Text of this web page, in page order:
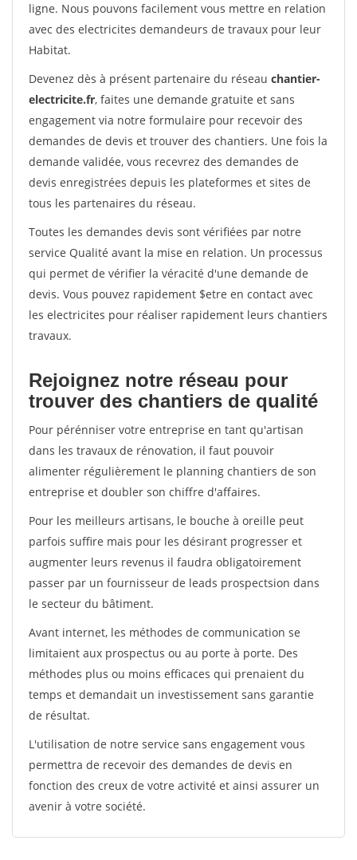
ligne. Nous pouvons facilement vous mettre en relation
avec des electricites demandeurs de travaux pour leur
Habitat.
Devenez dès à présent partenaire du réseau chantier-
electricite.fr, faites une demande gratuite et sans
engagement via notre formulaire pour recevoir des
demandes de devis et trouver des chantiers. Une fois la
demande validée, vous recevrez des demandes de
devis enregistrées depuis les plateformes et sites de
tous les partenaires du réseau.
Toutes les demandes devis sont vérifiées par notre
service Qualité avant la mise en relation. Un processus
qui permet de vérifier la véracité d'une demande de
devis. Vous pouvez rapidement $etre en contact avec
les electricites pour réaliser rapidement leurs chantiers
travaux.
Rejoignez notre réseau pour
trouver des chantiers de qualité
Pour pérénniser votre entreprise en tant qu'artisan
dans les travaux de rénovation, il faut pouvoir
alimenter régulièrement le planning chantiers de son
entreprise et doubler son chiffre d'affaires.
Pour les meilleurs artisans, le bouche à oreille peut
parfois suffire mais pour les désirant progresser et
augmenter leurs revenus il faudra obligatoirement
passer par un fournisseur de leads prospectsion dans
le secteur du bâtiment.
Avant internet, les méthodes de communication se
limitaient aux prospectus ou au porte à porte. Des
méthodes plus ou moins efficaces qui prenaient du
temps et demandait un investissement sans garantie
de résultat.
L'utilisation de notre service sans engagement vous
permettra de recevoir des demandes de devis en
fonction des creux de votre activité et ainsi assurer un
avenir à votre société.